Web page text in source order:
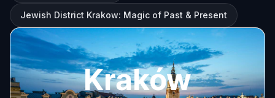
Jewish District Krakow: Magic of Past & Present
Kraków